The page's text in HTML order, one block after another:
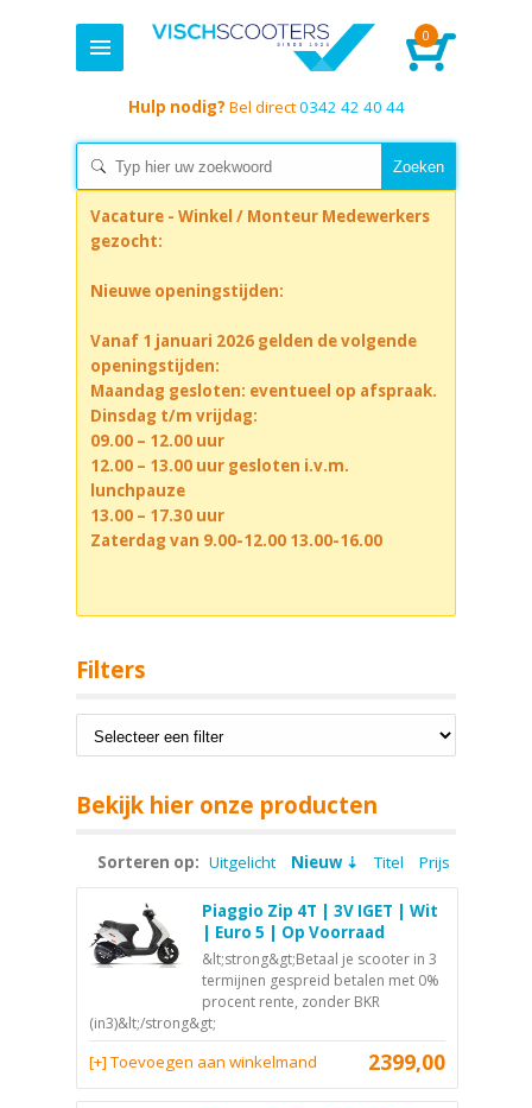
0
Hulp nodig? Bel direct0342 42 40 44
Vacature - Winkel / Monteur Medewerkers
gezocht:
Nieuwe openingstijden:
Vanaf 1 januari 2026 gelden de volgende
openingstijden:
Maandag gesloten: eventueel op afspraak.
Dinsdag t/m vrijdag:
09.00 – 12.00 uur
12.00 – 13.00 uur gesloten i.v.m.
lunchpauze
13.00 – 17.30 uur
Zaterdag van 9.00-12.00 13.00-16.00
Filters
Bekijk hier onze producten
Sorteren op: Uitgelicht Nieuw Titel Prijs
Piaggio Zip 4T | 3V IGET | Wit
| Euro 5 | Op Voorraad
&lt;strong&gt;Betaal je scooter in 3
termijnen gespreid betalen met 0%
procent rente, zonder BKR
(in3)&lt;/strong&gt;
2399,00
[+] Toevoegen aan winkelmand